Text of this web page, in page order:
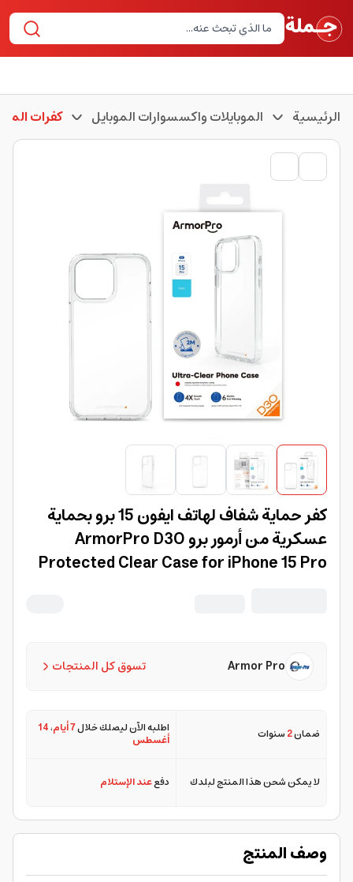
الرئيسية الموبايلات واكسسوارات الموبايل كفرات
كفر حماية شفاف لهاتف ايفون 15 برو بحماية
عسكرية من أرمور برو ArmorPro D3O
Protected Clear Case for iPhone 15 Pro
تسوق كل المنتجات Armor Pro
ضمان2سنوات اطلبه الآن ليصلك خلال7 أيام ،14
أغسطس
لا يمكن شحن هذا المنتج لبلدك دفععند الإستلام
وصف المنتج